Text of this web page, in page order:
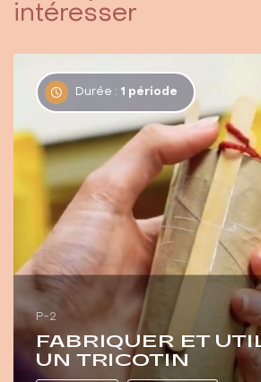
intéresser
Durée : 1 période
P-2
FABRIQUER ET
UN TRICOTIN